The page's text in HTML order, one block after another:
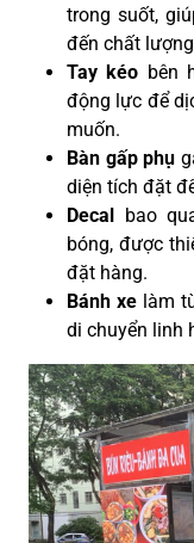
trong suốt,
đến chất
Tay kéo bên
động lực để
muốn.
Bàn gấp phụ
diện tích đặt
Decal
bao
bóng, được
đặt hàng.
Bánh xe làm
di chuyển linh